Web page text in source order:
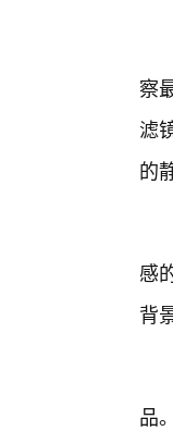
察
滤
的
感
背
品